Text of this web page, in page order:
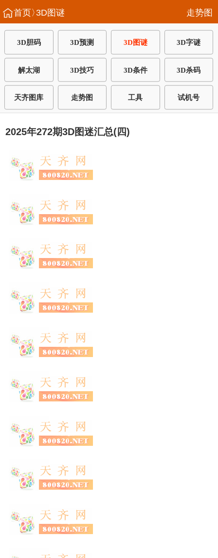
首页〉3D图谜 走势图
3D胆码 3D预测 3D图谜 3D字谜
解太湖 3D技巧 3D条件 3D杀码
天齐图库 走势图 工具 试机号
2025年272期3D图迷汇总(四)